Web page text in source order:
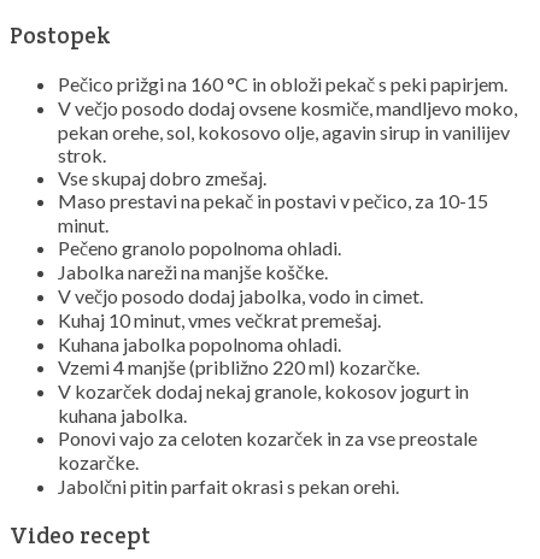
Postopek
Pečico prižgi na 160 °C in obloži pekač s peki papirjem.
V večjo posodo dodaj ovsene kosmiče, mandljevo moko,
pekan orehe, sol, kokosovo olje, agavin sirup in vanilijev
strok.
Vse skupaj dobro zmešaj.
Maso prestavi na pekač in postavi v pečico, za 10-15
minut.
Pečeno granolo popolnoma ohladi.
Jabolka nareži na manjše koščke.
V večjo posodo dodaj jabolka, vodo in cimet.
Kuhaj 10 minut, vmes večkrat premešaj.
Kuhana jabolka popolnoma ohladi.
Vzemi 4 manjše (približno 220 ml) kozarčke.
V kozarček dodaj nekaj granole, kokosov jogurt in
kuhana jabolka.
Ponovi vajo za celoten kozarček in za vse preostale
kozarčke.
Jabolčni pitin parfait okrasi s pekan orehi.
Video recept